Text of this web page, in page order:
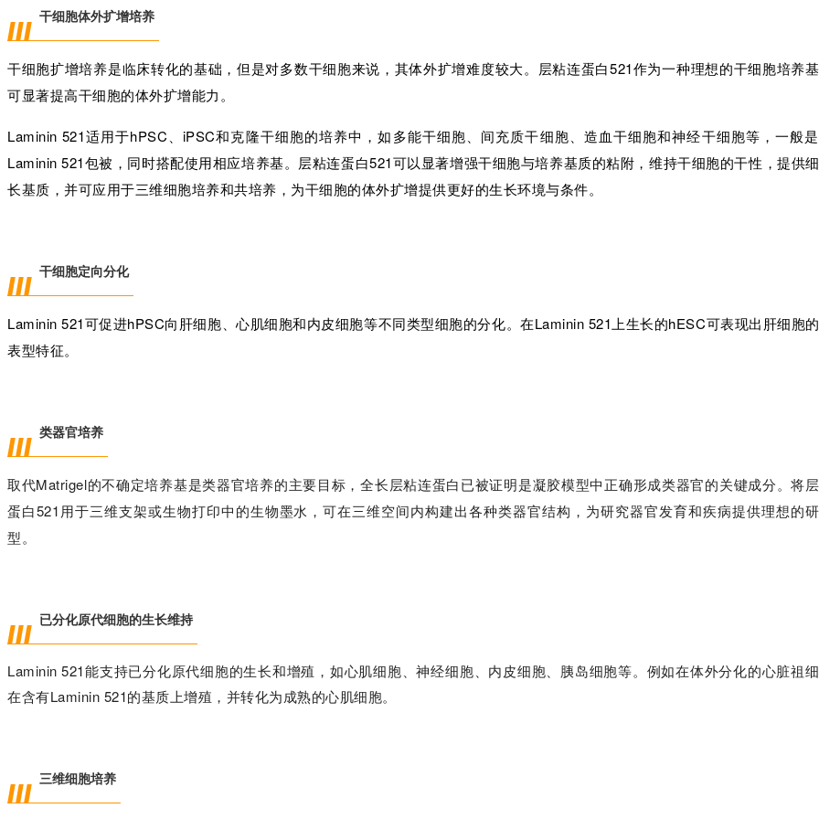
干细胞体外扩增培养
干细胞扩增培养是临床转化的基础，但是对多数干细胞来说，其体外扩增难度较大。层粘连蛋白521作为一种理想的干细胞培养基
可显著提高干细胞的体外扩增能力。
Laminin 521适用于hPSC、iPSC和克隆干细胞的培养中，如多能干细胞、间充质干细胞、造血干细胞和神经干细胞等，一般
Laminin 521包被，同时搭配使用相应培养基。层粘连蛋白521可以显著增强干细胞与培养基质的粘附，维持干细胞的干性，提供
长基质，并可应用于三维细胞培养和共培养，为干细胞的体外扩增提供更好的生长环境与条件。
干细胞定向分化
Laminin 521可促进hPSC向肝细胞、心肌细胞和内皮细胞等不同类型细胞的分化。在Laminin 521上生长的hESC可表现出肝细胞
表型特征。
类器官培养
取代Matrigel的不确定培养基是类器官培养的主要目标，全长层粘连蛋白已被证明是凝胶模型中正确形成类器官的关键成分。将
蛋白521用于三维支架或生物打印中的生物墨水，可在三维空间内构建出各种类器官结构，为研究器官发育和疾病提供理想的
型。
已分化原代细胞的生长维持
Laminin 521能支持已分化原代细胞的生长和增殖，如心肌细胞、神经细胞、内皮细胞、胰岛细胞等。例如在体外分化的心脏祖
在含有Laminin 521的基质上增殖，并转化为成熟的心肌细胞。
三维细胞培养